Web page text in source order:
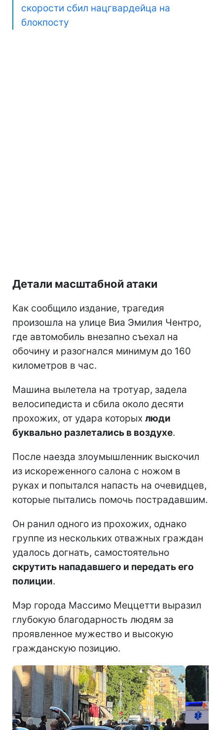
скорости сбил нацгвардейца на
блокпосту
Детали масштабной атаки
Как сообщило издание, трагедия
произошла на улице Виа Эмилия Чентро,
где автомобиль внезапно съехал на
обочину и разогнался минимум до 160
километров в час.
Машина вылетела на тротуар, задела
велосипедиста и сбила около десяти
прохожих, от удара которых люди
буквально разлетались в воздухе.
После наезда злоумышленник выскочил
из искореженного салона с ножом в
руках и попытался напасть на очевидцев,
которые пытались помочь пострадавшим.
Он ранил одного из прохожих, однако
группе из нескольких отважных граждан
удалось догнать, самостоятельно
скрутить нападавшего и передать его
полиции.
Мэр города Массимо Меццетти выразил
глубокую благодарность людям за
проявленное мужество и высокую
гражданскую позицию.